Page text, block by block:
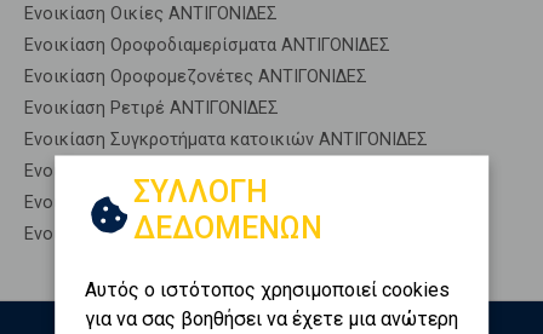
Ενοικίαση Οικίες ΑΝΤΙΓΟΝΙΔΕΣ
Ενοικίαση Οροφοδιαμερίσματα ΑΝΤΙΓΟΝΙΔΕΣ
Ενοικίαση Οροφομεζονέτες ΑΝΤΙΓΟΝΙΔΕΣ
Ενοικίαση Ρετιρέ ΑΝΤΙΓΟΝΙΔΕΣ
Ενοικίαση Συγκροτήματα κατοικιών ΑΝΤΙΓΟΝΙΔΕΣ
Ενοικίαση Υπόγεια ΑΝΤΙΓΟΝΙΔΕΣ
Ενοικίαση Υπόσκαφα ΑΝΤΙΓΟΝΙΔΕΣ
Ενοικίαση Υπολ. υψουν ΑΝΤΙΓΟΝΙΔΕΣ
ΣΥΛΛΟΓΗ
ΔΕΔΟΜΕΝΩΝ
Αυτός ο ιστότοπος χρησιμοποιεί cookies
για να σας βοηθήσει να έχετε μια ανώτερη